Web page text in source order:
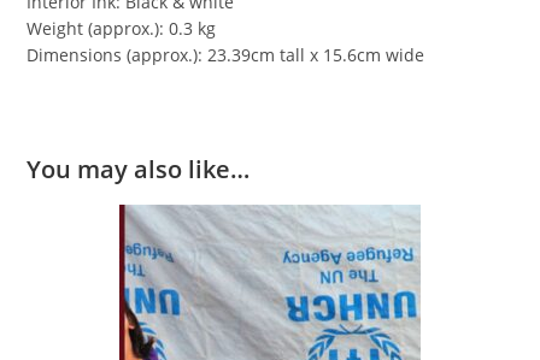
Weight (approx.): 0.3 kg
Dimensions (approx.): 23.39cm tall x 15.6cm wide
You may also like…